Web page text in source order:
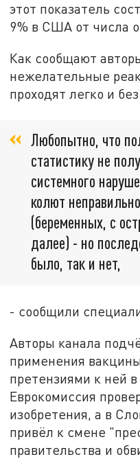
этот показатель
9% в США от числа
Как сообщают
нежелательные
проходят легко и
Любопытно, что
статистику не
системного
колют
(беременных, с
далее) - но
было, так и нет,
- сообщили
Авторы канала
применения
претензиями к ней
Еврокомиссия
изобретения, а в
привёл к смене
правительства и